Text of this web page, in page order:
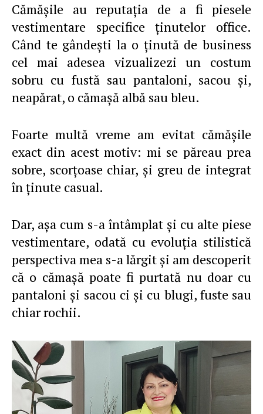
Cămăşile au reputaţia de a fi piesele
vestimentare specifice ţinutelor office.
Când te gândeşti la o ţinută de business
cel mai adesea vizualizezi un costum
sobru cu fustă sau pantaloni, sacou şi,
neapărat, o cămaşă albă sau bleu.
Foarte multă vreme am evitat cămăşile
exact din acest motiv: mi se păreau prea
sobre, scorţoase chiar, şi greu de integrat
în ţinute casual.
Dar, aşa cum s-a întâmplat şi cu alte piese
vestimentare, odată cu evoluţia stilistică
perspectiva mea s-a lărgit şi am descoperit
că o cămaşă poate fi purtată nu doar cu
pantaloni şi sacou ci şi cu blugi, fuste sau
chiar rochii.